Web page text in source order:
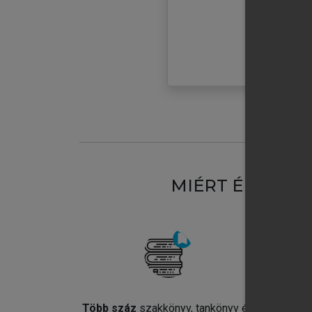
MIÉRT
Több száz szakkönyv, tankönyv és